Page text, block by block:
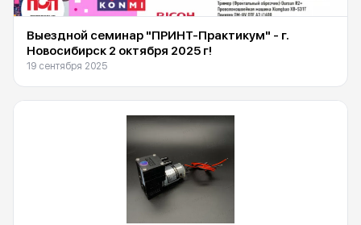
Выездной семинар "ПРИНТ-Практикум" - г.
Новосибирск 2 октября 2025 г!
19 сентября 2025